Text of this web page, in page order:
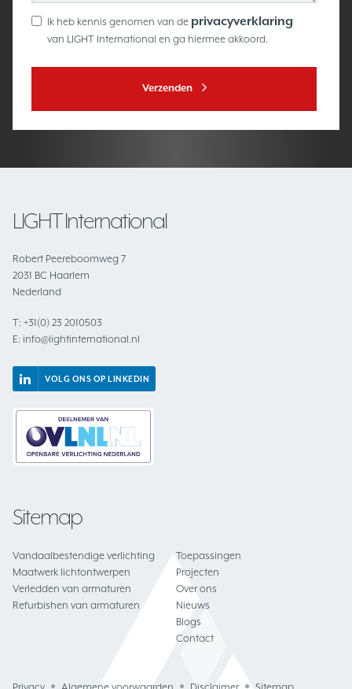
Ik heb kennis genomen van de privacyverklaring
van LIGHT International en ga hiermee akkoord.
Verzenden
LIGHT International
Robert Peereboomweg 7
2031 BC Haarlem
Nederland
T: +31(0) 23 2010503
E: info@lightinternational.nl
VOLG ONS OP LINKEDIN
Sitemap
Vandaalbestendige verlichting
Maatwerk lichtontwerpen
Verledden van armaturen
Refurbishen van armaturen
Toepassingen
Projecten
Over ons
Nieuws
Blogs
Contact